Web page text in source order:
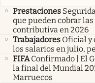
Prestaciones
que pueden cobrar
contributiva en 2026
Trabajadores Oficial y
los salarios en julio,
FIFA Confirmado | El
la final del Mundial
Marruecos